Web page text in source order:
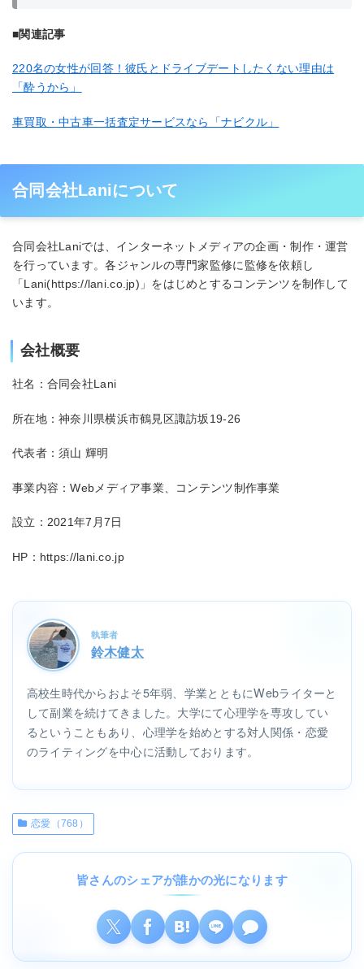
■関連記事
220名の女性が回答！彼氏とドライブデートしたくない理由は
「酔うから」
車買取・中古車一括査定サービスなら「ナビクル」
合同会社Laniについて
合同会社Laniでは、インターネットメディアの企画・制作・運営
を行っています。各ジャンルの専門家監修に監修を依頼し
「Lani(https://lani.co.jp)」をはじめとするコンテンツを制作して
います。
会社概要
社名：合同会社Lani
所在地：神奈川県横浜市鶴見区諏訪坂19-26
代表者：須山 輝明
事業内容：Webメディア事業、コンテンツ制作事業
設立：2021年7月7日
HP：https://lani.co.jp
執筆者
鈴木健太
高校生時代からおよそ5年弱、学業とともにWebライターと
して副業を続けてきました。大学にて心理学を専攻してい
るということもあり、心理学を始めとする対人関係・恋愛
のライティングを中心に活動しております。
恋愛（768）
皆さんのシェアが誰かの光になります